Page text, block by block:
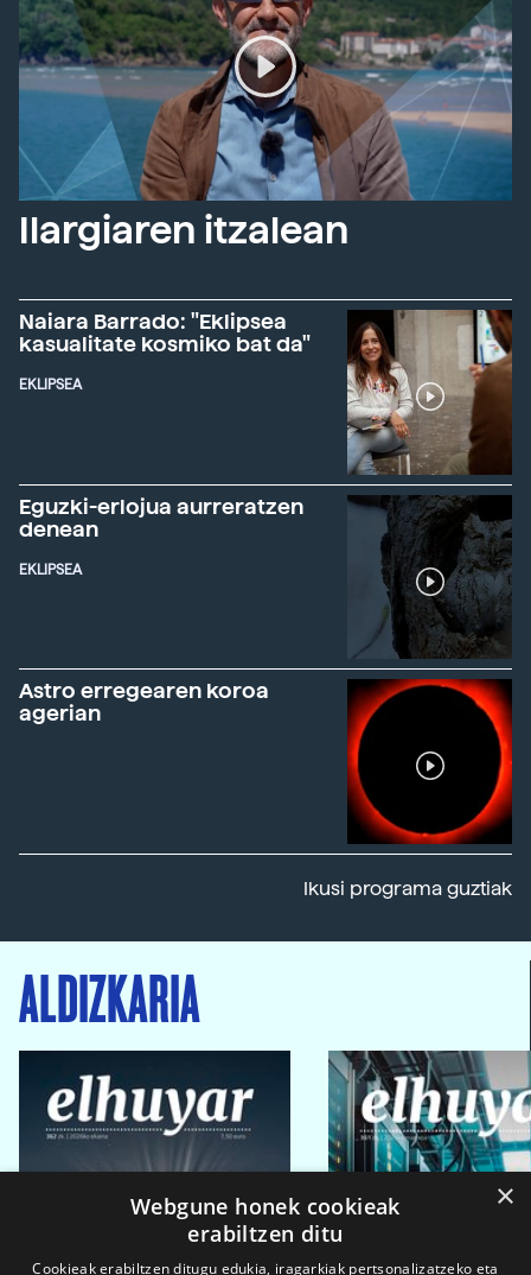
Ilargiaren itzalean
Naiara Barrado: "Eklipsea
kasualitate kosmiko bat da"
EKLIPSEA
Eguzki-erlojua aurreratzen
denean
EKLIPSEA
Astro erregearen koroa
agerian
Ikusi programa guztiak
ALDIZKARIA
×
Webgune honek cookieak
erabiltzen ditu
Cookieak erabiltzen ditugu edukia, iragarkiak pertsonalizatzeko eta